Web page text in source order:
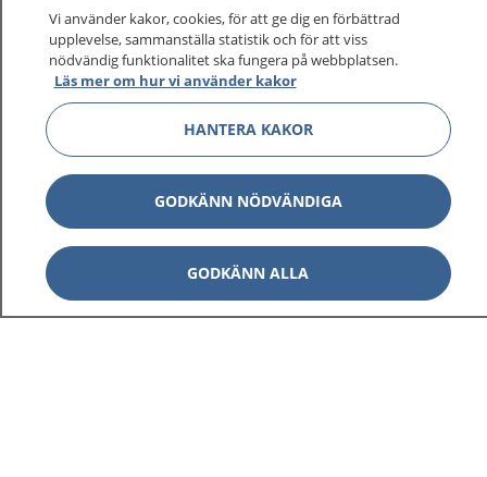
sjukdomar och vilka mottagningar du kan kontakta.
Logga in för att läsa din journal och göra dina
vårdärenden. Ring telefonnummer 1177 för
sjukvårdsrådgivning dygnet runt.
1177 ger dig råd när du vill må bättre.
1177 på flera språk Visa
Vi använder kakor, cookies, för att ge dig en förbättrad
upplevelse, sammanställa statistik och för att viss
nödvändig funktionalitet ska fungera på webbplatsen.
Läs mer om hur vi använder kakor
HANTERA KAKOR
GODKÄNN NÖDVÄNDIGA
GODKÄNN ALLA